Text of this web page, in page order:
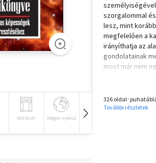
Antikvár Idegen nyelvű Hangoskönyv
szorgalommal
lesz, mint
megfelelően a
irányíthatja az
gondolatainak
most már nem
ide-oda
Tanideje végén
használatot
326 oldal･
További részletek